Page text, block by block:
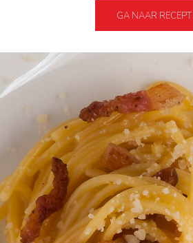
GA NAAR RECEPT